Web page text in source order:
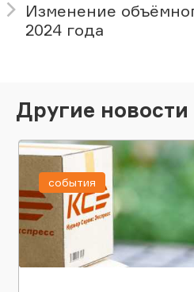
Изменение
2024 года
Другие новости
события